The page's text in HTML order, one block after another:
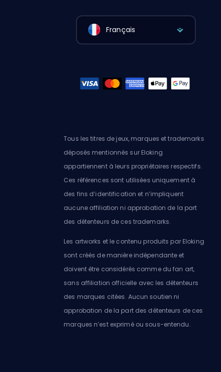
Français
Tous les titres de jeux, marques et trademarks
déposés mentionnés sur Eloking
appartiennent à leurs propriétaires respectifs.
Ces références sont utilisées uniquement à
des fins d’identification et n’impliquent
aucune affiliation ni approbation de la part
des détenteurs de ces trademarks.
Les artworks et le contenu produits par Eloking
sont créés de manière indépendante et
doivent être considérés comme du fan art,
sans affiliation officielle avec les détenteurs
des marques citées. Aucun soutien ni
approbation de la part des détenteurs de ces
marques n’est exprimé ou sous-entendu.